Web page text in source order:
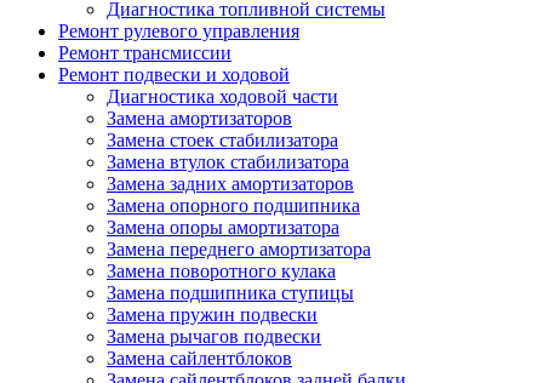
Диагностика топливной системы
Ремонт рулевого управления
Ремонт трансмиссии
Ремонт подвески и ходовой
Диагностика ходовой части
Замена амортизаторов
Замена стоек стабилизатора
Замена втулок стабилизатора
Замена задних амортизаторов
Замена опорного подшипника
Замена опоры амортизатора
Замена переднего амортизатора
Замена поворотного кулака
Замена подшипника ступицы
Замена пружин подвески
Замена рычагов подвески
Замена сайлентблоков